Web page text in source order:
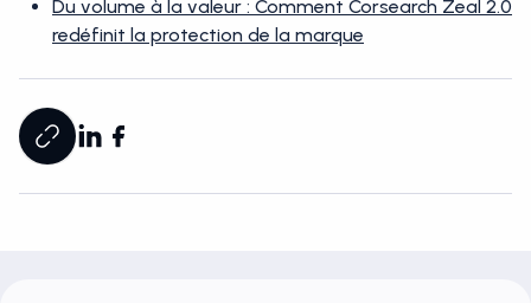
Du volume à la valeur : Comment Corsearch Zeal 2.0
redéfinit la protection de la marque